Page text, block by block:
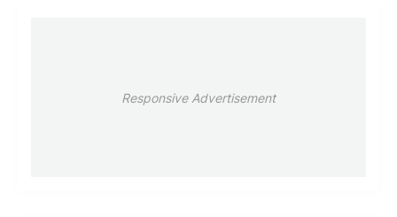
Responsive Advertisement